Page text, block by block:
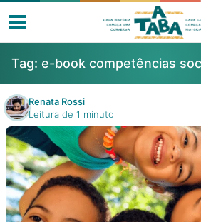
Livros
Resenhas
Clube de Leitores
Tag: e-book competências
Renata Rossi
Leitura de 1 minuto